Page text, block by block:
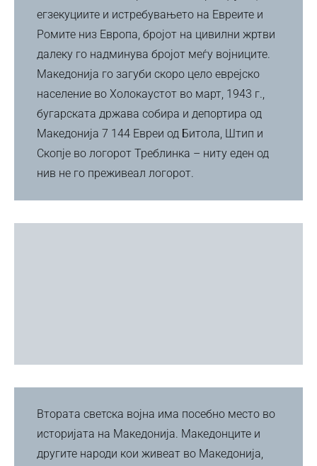
егзекуциите и истребувањето на Евреите и
Ромите низ Европа, бројот на цивилни жртви
далеку го надминува бројот меѓу војниците.
Македонија го загуби скоро цело еврејско
население во Холокаустот во март, 1943 г.,
бугарската држава собира и депортира од
Македонија 7 144 Евреи од Битола, Штип и
Скопје во логорот Треблинка – ниту еден од
нив не го преживеал логорот.
Втората светска војна има посебно место во
историјата на Македонија. Македонците и
другите народи кои живеат во Македонија,